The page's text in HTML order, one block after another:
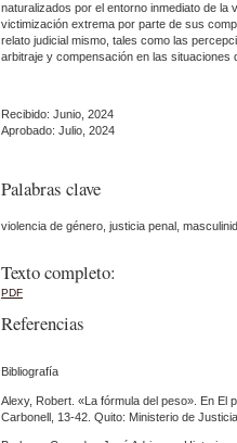
naturalizados por el entorno inmediato de la
victimización extrema por parte de sus
relato judicial mismo, tales como las
arbitraje y compensación en las situaciones
Recibido: Junio, 2024
Aprobado: Julio, 2024
Palabras clave
violencia de género, justicia penal,
Texto completo:
PDF
Referencias
Bibliografía
Alexy, Robert. «La fórmula del peso». En El
Carbonell, 13-42. Quito: Ministerio de